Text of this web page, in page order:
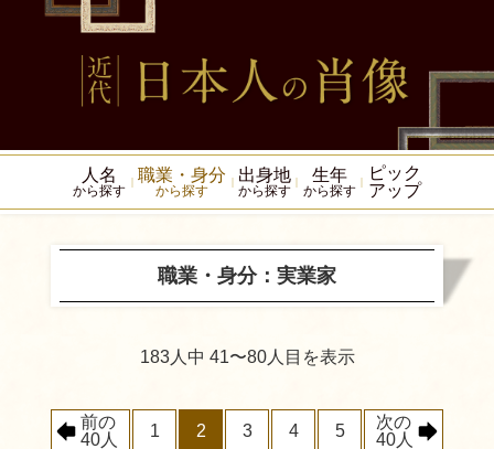
人名
から探す
職業・身分
から探す
出身地
から探す
生年
から探す
ピック
アップ
職業・身分：実業家
183人中 41〜80人目を表示
前の
40人
1 2 3 4 5
次の
40人